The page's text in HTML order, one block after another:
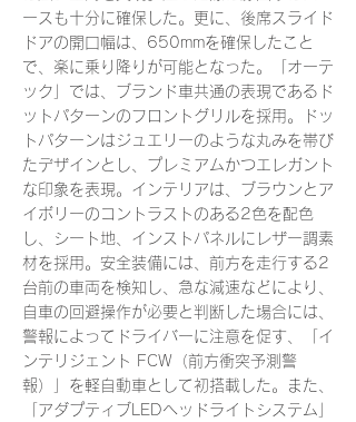
ースも十分に確保した。更に、後席スライド
ドアの開口幅は、650mmを確保したこと
で、楽に乗り降りが可能となった。「オーテ
ック」では、ブランド車共通の表現であるド
ットパターンのフロントグリルを採用。ドッ
トパターンはジュエリーのような丸みを帯び
たデザインとし、プレミアムかつエレガント
な印象を表現。インテリアは、ブラウンとア
イボリーのコントラストのある2色を配色
し、シート地、インストパネルにレザー調素
材を採用。安全装備には、前方を走行する2
台前の車両を検知し、急な減速などにより、
自車の回避操作が必要と判断した場合には、
警報によってドライバーに注意を促す、「イ
ンテリジェント FCW（前方衝突予測警
報）」を軽自動車として初搭載した。また、
「アダプティブLEDヘッドライトシステム」